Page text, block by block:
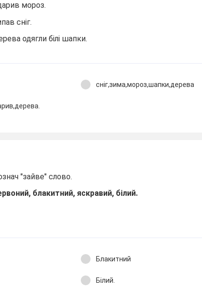
мороз.
сніг.
одягли білі шапки.
сніг,зима,мороз,шапки,дерева
"зайве" слово.
блакитний, яскравий, білий.
Блакитний
Білий.